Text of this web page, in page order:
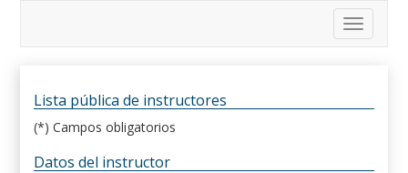
Lista pública de instructores
(*) Campos obligatorios
Datos del instructor